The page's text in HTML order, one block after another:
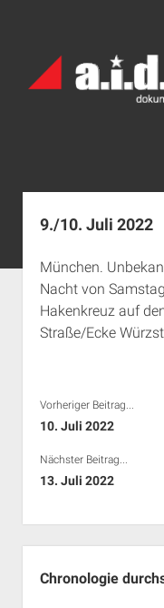
Archiv
München
9./10. Juli 2022
München.
Nacht von
Hakenkreuz auf
Straße/Ecke
Vorheriger Beitrag...
10. Juli 2022
Nächster Beitrag...
13. Juli 2022
Chronologie